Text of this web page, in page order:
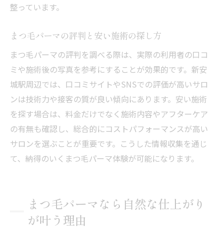
まつ毛パーマ体験談でわかる本当の魅力
ト
まつ毛パーマのレビューが高評価の理由
まつ毛パーマ口コミ比較で失敗しない選び
方
整っています。
まつ毛パーマの評判と安い施術の探し方
まつ毛パーマの評判を調べる際は、実際の利用者の口コ
ミや施術後の写真を参考にすることが効果的です。新安
城駅周辺では、口コミサイトやSNSでの評価が高いサロ
ンは技術力や接客の質が良い傾向にあります。安い施術
を探す場合は、料金だけでなく施術内容やアフターケア
の有無も確認し、総合的にコストパフォーマンスが高い
サロンを選ぶことが重要です。こうした情報収集を通じ
て、納得のいくまつ毛パーマ体験が可能になります。
まつ毛パーマなら自然な仕上がり
が叶う理由